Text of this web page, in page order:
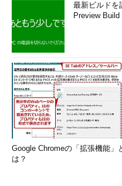
動画が取得できませんでし
Cup Film Premier
三国大洋 プロフィール
オンラインニュース編集者
リコンバレー、ハリウッド
話題を中心に世界のニュー
（ZDNet）「世界エンタメ
ラムも連載中。
最新ビルドを
Preview
Google Chromeの「拡張機能」
は？